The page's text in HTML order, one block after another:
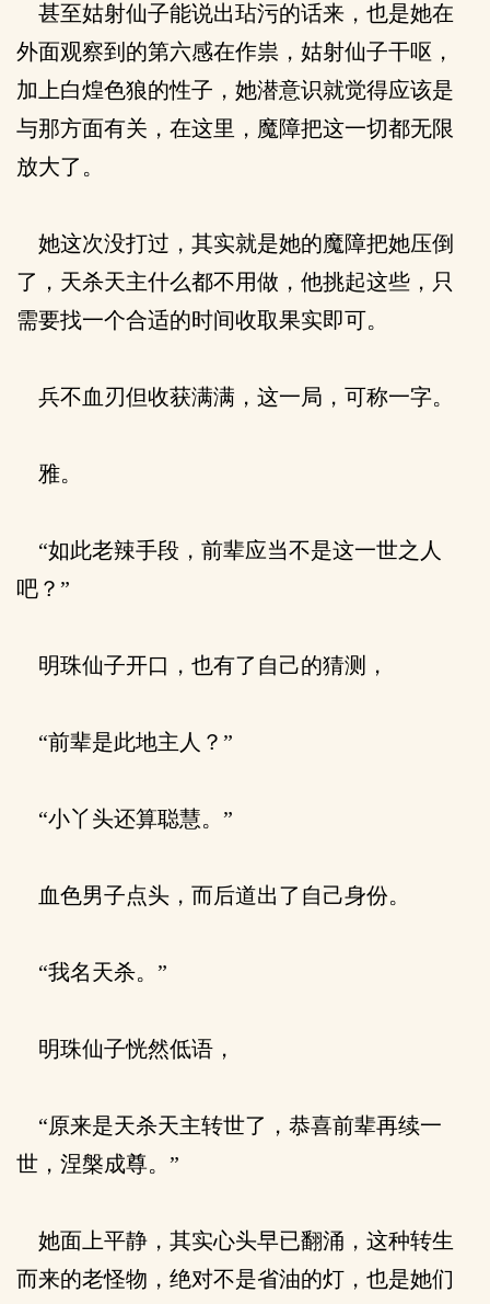
甚至姑射仙子能说出玷污的话来，也是她在
外面观察到的第六感在作祟，姑射仙子干呕，
加上白煌色狼的性子，她潜意识就觉得应该是
与那方面有关，在这里，魔障把这一切都无限
放大了。
她这次没打过，其实就是她的魔障把她压倒
了，天杀天主什么都不用做，他挑起这些，只
需要找一个合适的时间收取果实即可。
兵不血刃但收获满满，这一局，可称一字。
雅。
“如此老辣手段，前辈应当不是这一世之人
吧？”
明珠仙子开口，也有了自己的猜测，
“前辈是此地主人？”
“小丫头还算聪慧。”
血色男子点头，而后道出了自己身份。
“我名天杀。”
明珠仙子恍然低语，
“原来是天杀天主转世了，恭喜前辈再续一
世，涅槃成尊。”
她面上平静，其实心头早已翻涌，这种转生
而来的老怪物，绝对不是省油的灯，也是她们